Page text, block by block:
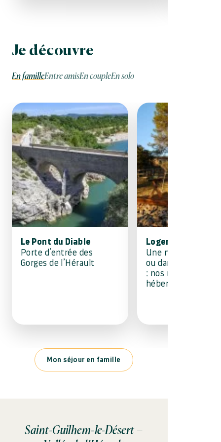
Je découvre
En familleEntre amisEn coupleEn solo
Le Pont du Diable
Porte d’entrée des
Gorges de l’Hérault
Logements
Une nuit dans une
ou dans une tente
: nos meilleurs
hébergements
Mon séjour en famille
Saint-Guilhem-le-Désert –